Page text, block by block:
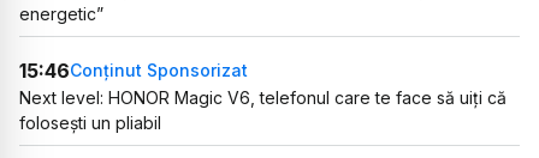
energetic”
15:46Conținut Sponsorizat
Next level: HONOR Magic V6, telefonul care te face să uiți că
folosești un pliabil